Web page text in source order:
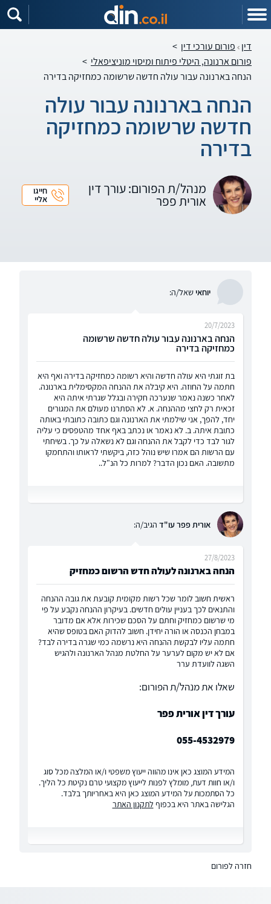
דין פורום עורכי דין >
פורום ארנונה, היטלי פיתוח ומיסוי מוניציפאלי >
הנחה בארנונה עבור עולה חדשה שרשומה כמחזיקה בדירה
הנחה בארנונה עבור עולה
חדשה שרשומה כמחזיקה
בדירה
מנהל/ת הפורום: עורך דין
אורית פפר
חייגו
אליי
יוחאישאל/ה:
הנחה בארנונה עבור עולה חדשה שרשומה
כמחזיקה בדירה
20/7/2023
בת זוגתי היא עולה חדשה והיא רשומה כמחזיקה בדירה ואף היא
חתמה על החוזה. היא קיבלה את ההנחה המקסימלית בארנונה.
לאחר כשנה נאמר שנערכה חקירה ובגלל שגרתי איתה היא
זכאית רק לחצי מההנחה. א. לא הסתרנו מעולם את המגורים
יחד, להפך, אני שילמתי את הארנונה וגם כתובה כתובתי באותה
כתובת איתה. ב. לא נאמר או נכתב באף אחד מהטפסים כי עליה
לגור לבד כדי לקבל את ההנחה וגם לא נשאלה על כך. בשיחתי
עם הרשות הם אמרו שיש נוהל כזה, ביקשתי לראותו והתחמקו
מתשובה. האם נכון הדבר? למרות כל הנ"ל..
אורית פפר עו"ד הגיב/ה:
הנחה בארנונה לעולה חדש הרשום כמחזיק
27/8/2023
ראשית חשוב לומר שכל רשות מקומית קובעת את גובה ההנחה
והתנאים לכך בעניין עולים חדשים. בעיקרון ההנחה נקבע על פי
מי שרשום כמחזיק וחתם על הסכם שכירות אלא אם מדובר
במבחן הכנסה או הורה יחידן. חשוב להדוק האם בטופס שהיא
חתמה עליו לבקשת ההנחה היא נרשמה כמי שגרה בדירה לבד?
אם לא יש מקום לערער על החלטת מנהל הארנונה ולהגיש
השגה לוועדת ערר
שאלו את מנהל/ת הפורום:
עורך דין אורית פפר
055-4532979
המידע המוצג כאן אינו מהווה ייעוץ משפטי ו/או המלצה מכל סוג
ו/או חוות דעת, מומלץ לפנות לייעוץ מקצועי טרם נקיטת כל הליך.
כל הסתמכות על המידע המוצג כאן היא באחריותך בלבד.
הגלישה באתר היא בכפוף לתקנון האתר
חזרה לפורום